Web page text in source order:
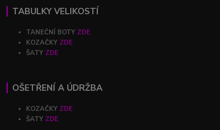
TABULKY VELIKOSTÍ
TANEČNÍ BOTY ZDE
KOZAČKY ZDE
ŠATY ZDE
OŠETŘENÍ A ÚDRŽBA
KOZAČKY ZDE
ŠATY ZDE